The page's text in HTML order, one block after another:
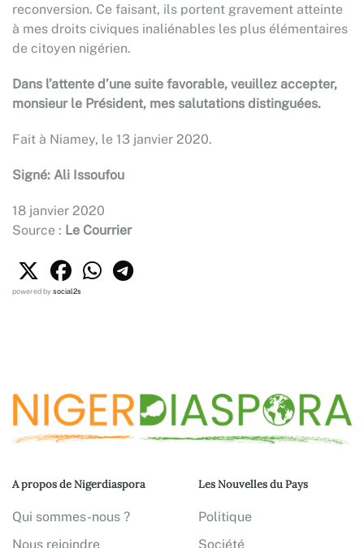
reconversion. Ce faisant, ils portent gravement atteinte
à mes droits civiques inaliénables les plus élémentaires
de citoyen nigérien.
Dans l’attente d’une suite favorable, veuillez accepter,
monsieur le Président, mes salutations distinguées.
Fait à Niamey, le 13 janvier 2020.
Signé: Ali Issoufou
18 janvier 2020
Source : Le Courrier
powered bysocial2s
A propos de Nigerdiaspora
Qui sommes-nous ?
Nous rejoindre
Les Nouvelles du Pays
Politique
Société